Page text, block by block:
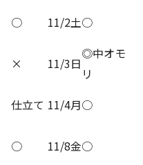
○ 11/2土○
× 11/3日
◎中オモ
リ
仕立て 11/4月○
○ 11/8金○